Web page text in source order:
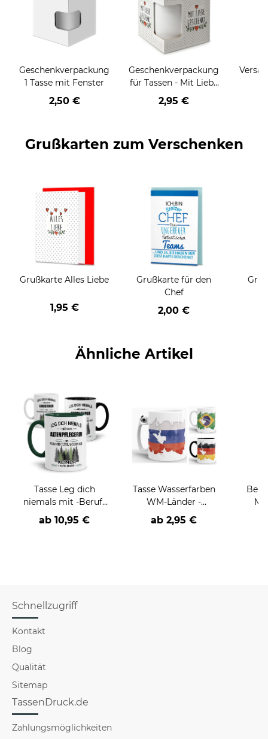
Geschenkverpackung
1 Tasse mit Fenster
2,50 €
Geschenkverpackung
für Tassen - Mit Liebe
geschenkt
2,95 €
Grußkarten zum Verschenken
Grußkarte Alles Liebe
1,95 €
Grußkarte für den
Chef
2,00 €
Ähnliche Artikel
Tasse Leg dich
niemals mit -Beruf-
an
ab 10,95 €
Tasse Wasserfarben
WM-Länder -
verschiedene
Varianten-
ab 2,95 €
Schnellzugriff
Kontakt
Blog
Qualität
Sitemap
TassenDruck.de
Zahlungsmöglichkeiten